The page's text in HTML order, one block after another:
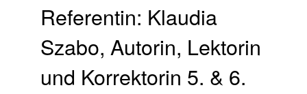
Referentin: Klaudia
Szabo, Autorin, Lektorin
und Korrektorin 5. & 6.